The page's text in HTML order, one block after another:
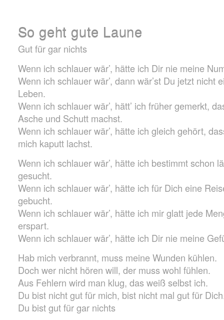
So geht gute Laune
Gut für gar nichts
Wenn ich schlauer wär’, hätte ich Dir nie meine
Wenn ich schlauer wär’, dann wär’st Du jetzt nicht
Leben.
Wenn ich schlauer wär’, hätt’ ich früher gemerkt,
Asche und Schutt machst.
Wenn ich schlauer wär’, hätte ich gleich gehört,
mich kaputt lachst.
Wenn ich schlauer wär’, hätte ich bestimmt schon
gesucht.
Wenn ich schlauer wär’, hätte ich für Dich eine
gebucht.
Wenn ich schlauer wär’, hätte ich mir glatt jede
erspart.
Wenn ich schlauer wär’, hätte ich Dir nie meine
Hab mich verbrannt, muss meine Wunden kühlen.
Doch wer nicht hören will, der muss wohl fühlen.
Aus Fehlern wird man klug, das weiß selbst ich.
Du bist nicht gut für mich, bist nicht mal gut für
Du bist gut für gar nichts